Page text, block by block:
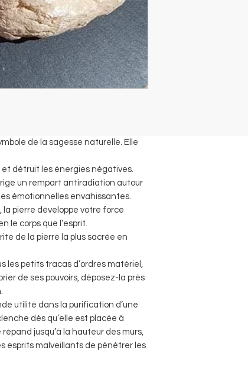
de la sagesse naturelle. Elle
détruit les énergies négatives.
un rempart antiradiation autour
émotionnelles envahissantes.
pierre développe votre force
le corps que l’esprit.
de la pierre la plus sacrée en
les petits tracas d’ordres matériel,
de ses pouvoirs, déposez-la près
utilité dans la purification d’une
dès qu’elle est placée à
jusqu’à la hauteur des murs,
esprits malveillants de pénétrer les